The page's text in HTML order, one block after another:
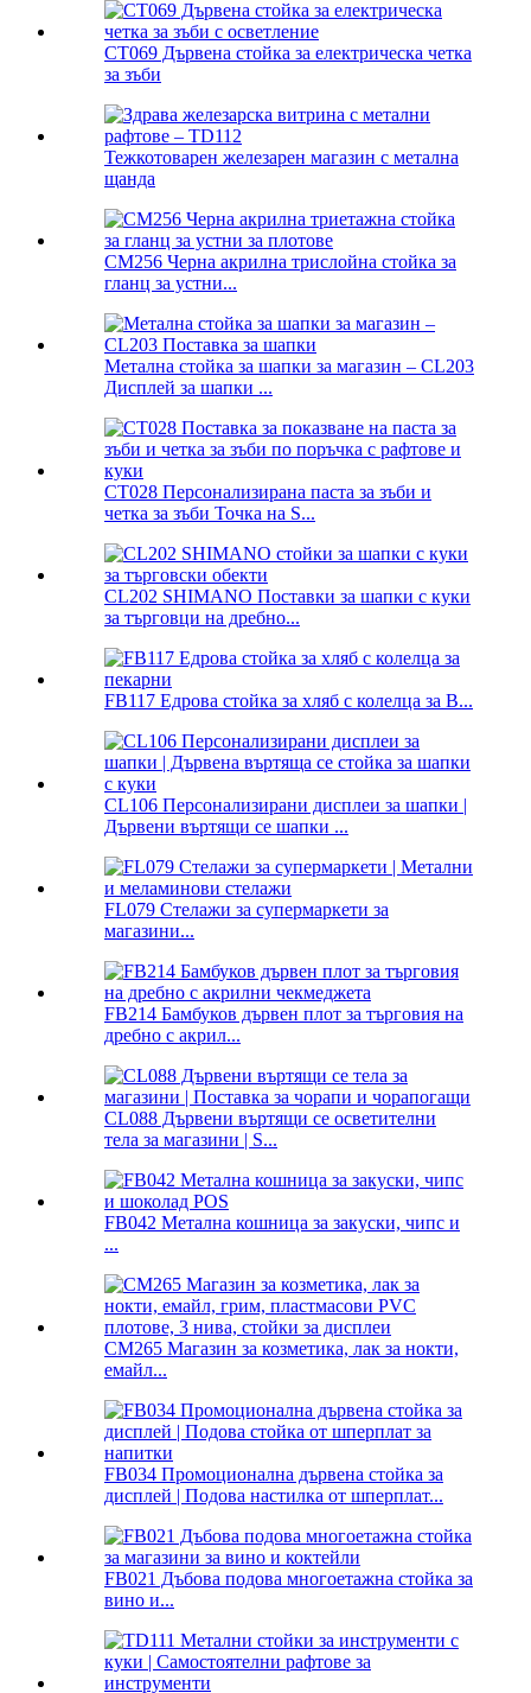
CT069 Дървена стойка за електрическа четка
за зъби
Тежкотоварен железарен магазин с метална
щанда
CM256 Черна акрилна трислойна стойка за
гланц за устни...
Метална стойка за шапки за магазин – CL203
Дисплей за шапки ...
CT028 Персонализирана паста за зъби и
четка за зъби Точка на S...
CL202 SHIMANO Поставки за шапки с куки
за търговци на дребно...
FB117 Едрова стойка за хляб с колелца за B...
CL106 Персонализирани дисплеи за шапки |
Дървени въртящи се шапки ...
FL079 Стелажи за супермаркети за
магазини...
FB214 Бамбуков дървен плот за търговия на
дребно с акрил...
CL088 Дървени въртящи се осветителни
тела за магазини | S...
FB042 Метална кошница за закуски, чипс и
...
CM265 Магазин за козметика, лак за нокти,
емайл...
FB034 Промоционална дървена стойка за
дисплей | Подова настилка от шперплат...
FB021 Дъбова подова многоетажна стойка за
вино и...